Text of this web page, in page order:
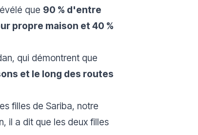
que 90 % d'entre
propre maison et 40 %
qui démontrent que
et le long des routes
filles de Sariba, notre
il a dit que les deux filles